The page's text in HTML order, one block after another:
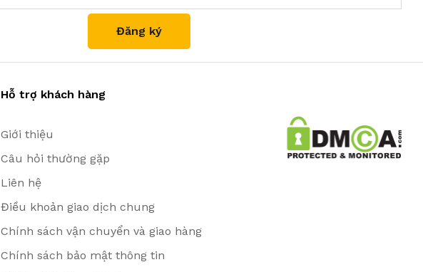
Hỗ trợ khách hàng
Giới thiệu
Câu hỏi thường gặp
Liên hệ
Điều khoản giao dịch chung
Chính sách vận chuyển và giao hàng
Chính sách bảo mật thông tin